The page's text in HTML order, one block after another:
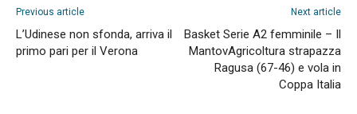
Previous article
L’Udinese non sfonda, arriva il
primo pari per il Verona
Next article
Basket Serie A2 femminile – Il
MantovAgricoltura strapazza
Ragusa (67-46) e vola in
Coppa Italia